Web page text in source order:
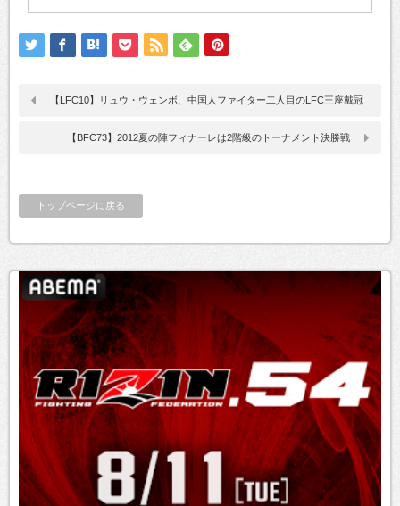
【LFC10】リュウ・ウェンボ、中国人ファイター二人目のLFC王座戴冠
【BFC73】2012夏の陣フィナーレは2階級のトーナメント決勝戦
トップページに戻る